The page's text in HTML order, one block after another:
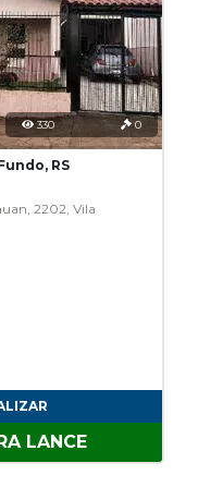
330 0
RS
2202, Vila
LANCE